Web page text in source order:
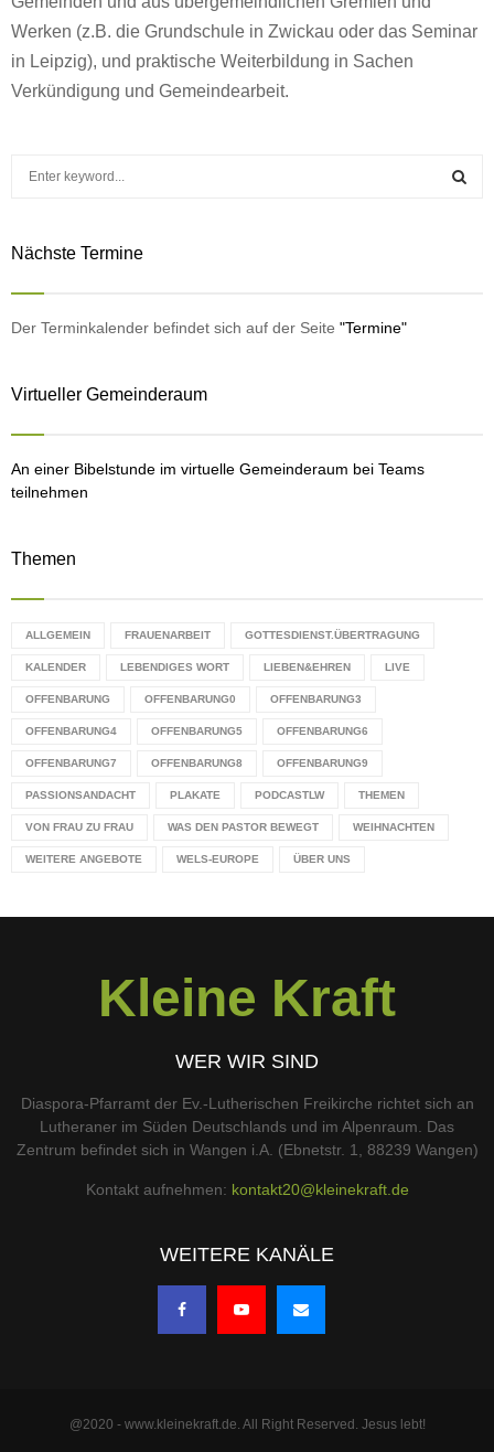
Werken (z.B. die Grundschule in Zwickau oder das Seminar
in Leipzig), und praktische Weiterbildung in Sachen
Verkündigung und Gemeindearbeit.
c
o
Nächste Termine
Der Terminkalender befindet sich auf der Seite "Termine"
Virtueller Gemeinderaum
An einer Bibelstunde im virtuelle Gemeinderaum bei Teams
teilnehmen
Themen
ALLGEMEIN FRAUENARBEIT GOTTESDIENST.ÜBERTRAGUNG
KALENDER LEBENDIGES WORT LIEBEN&EHREN LIVE
OFFENBARUNG OFFENBARUNG0 OFFENBARUNG3
OFFENBARUNG4 OFFENBARUNG5 OFFENBARUNG6
OFFENBARUNG7 OFFENBARUNG8 OFFENBARUNG9
PASSIONSANDACHT PLAKATE PODCASTLW THEMEN
VON FRAU ZU FRAU WAS DEN PASTOR BEWEGT WEIHNACHTEN
WEITERE ANGEBOTE WELS-EUROPE ÜBER UNS
Kleine Kraft
WER WIR SIND
Diaspora-Pfarramt der Ev.-Lutherischen Freikirche richtet sich an
Lutheraner im Süden Deutschlands und im Alpenraum. Das
Zentrum befindet sich in Wangen i.A. (Ebnetstr. 1, 88239 Wangen)
Kontakt aufnehmen: kontakt20@kleinekraft.de
WEITERE KANÄLE
@2020 - www.kleinekraft.de. All Right Reserved. Jesus lebt!